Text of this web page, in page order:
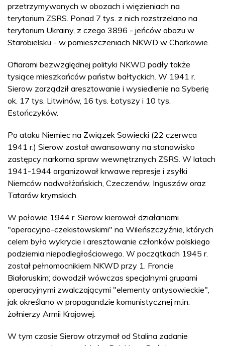
przetrzymywanych w obozach i więzieniach na
terytorium ZSRS. Ponad 7 tys. z nich rozstrzelano na
terytorium Ukrainy, z czego 3896 - jeńców obozu w
Starobielsku - w pomieszczeniach NKWD w Charkowie.
Ofiarami bezwzględnej polityki NKWD padły także
tysiące mieszkańców państw bałtyckich. W 1941 r.
Sierow zarządził aresztowanie i wysiedlenie na Syberię
ok. 17 tys. Litwinów, 16 tys. Łotyszy i 10 tys.
Estończyków.
Po ataku Niemiec na Związek Sowiecki (22 czerwca
1941 r.) Sierow został awansowany na stanowisko
zastępcy narkoma spraw wewnętrznych ZSRS. W latach
1941-1944 organizował krwawe represje i zsyłki
Niemców nadwołżańskich, Czeczenów, Inguszów oraz
Tatarów krymskich.
W połowie 1944 r. Sierow kierował działaniami
"operacyjno-czekistowskimi" na Wileńszczyźnie, których
celem było wykrycie i aresztowanie członków polskiego
podziemia niepodległościowego. W początkach 1945 r.
został pełnomocnikiem NKWD przy 1. Froncie
Białoruskim; dowodził wówczas specjalnymi grupami
operacyjnymi zwalczającymi "elementy antysowieckie",
jak określano w propagandzie komunistycznej m.in.
żołnierzy Armii Krajowej.
W tym czasie Sierow otrzymał od Stalina zadanie